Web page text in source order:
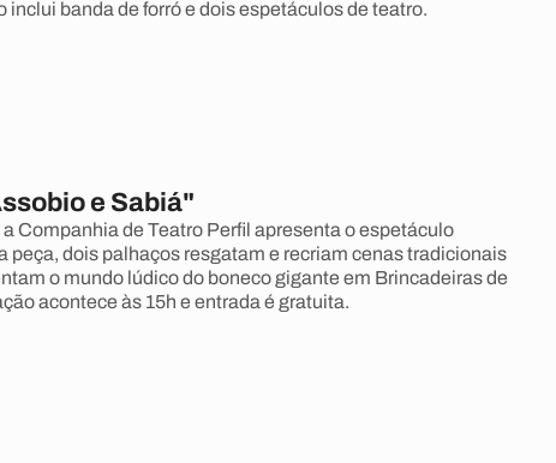
inclui banda de forró e dois espetáculos de teatro.
e Sabiá"
Companhia de Teatro Perfil apresenta o espetáculo
peça, dois palhaços resgatam e recriam cenas tradicionais
o mundo lúdico do boneco gigante em Brincadeiras de
acontece às 15h e entrada é gratuita.